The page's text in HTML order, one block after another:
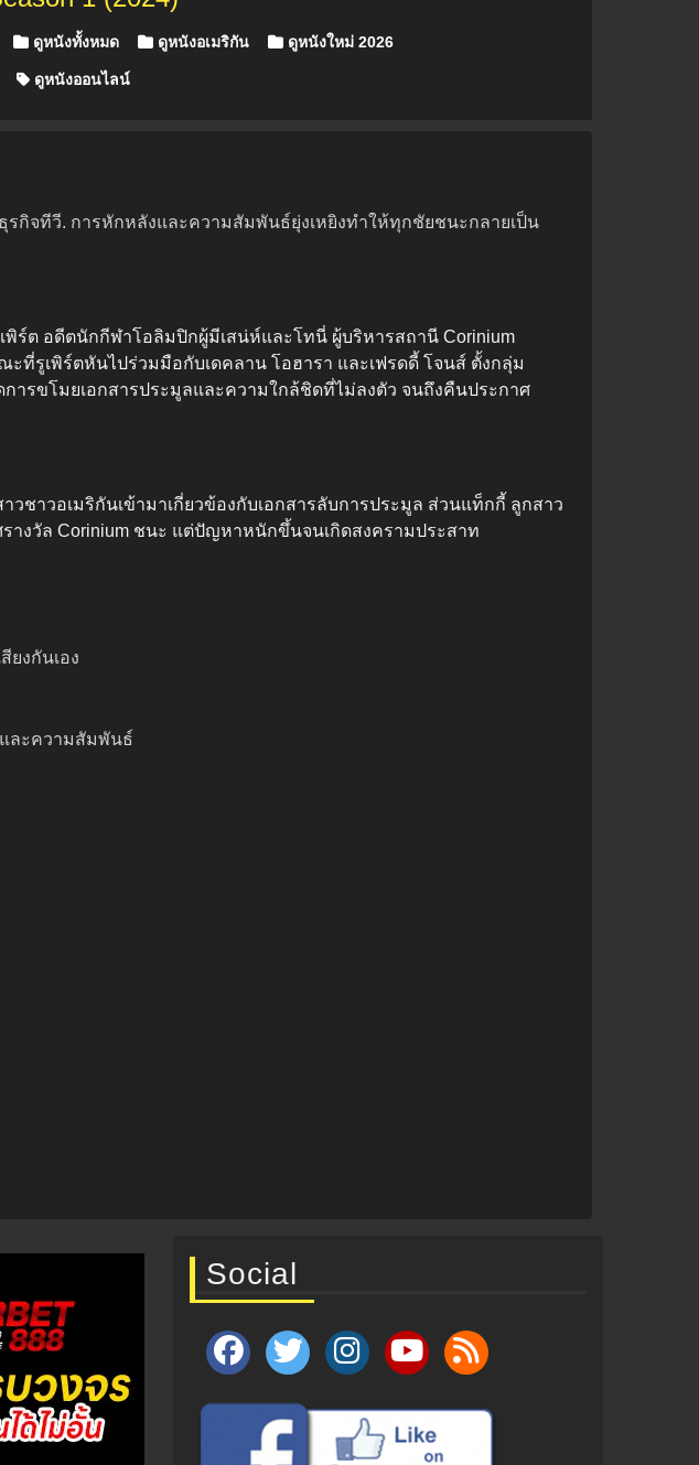
ดูหนังทั้งหมด ดูหนังอเมริกัน ดูหนังใหม่ 2026
ดูหนังออนไลน์
กิจทีวี. การหักหลังและความสัมพันธ์ยุ่งเหยิงทำให้ทุกชัยชนะกลายเป็น
พิร์ต อดีตนักกีฬาโอลิมปิกผู้มีเสน่ห์และโทนี่ ผู้บริหารสถานี Corinium
ที่รูเพิร์ตหันไปร่วมมือกับเดคลาน โอฮารา และเฟรดดี้ โจนส์ ตั้งกลุ่ม
ารขโมยเอกสารประมูลและความใกล้ชิดที่ไม่ลงตัว จนถึงคืนประกาศ
วชาวอเมริกันเข้ามาเกี่ยวข้องกับเอกสารลับการประมูล ส่วนแท็กกี้ ลูกสาว
งวัล Corinium ชนะ แต่ปัญหาหนักขึ้นจนเกิดสงครามประสาท
งกันเอง
และความสัมพันธ์
Social